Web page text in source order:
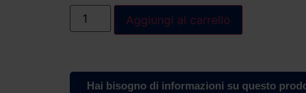
Aggiungi al carrello
Hai bisogno di informazioni su questo